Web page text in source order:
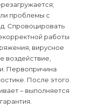
проблемы с
Спровоцировать
работы
вирусное
воздействие,
Первопричина
После этого
– выполняется